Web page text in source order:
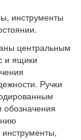
инструменты
центральным
и ящики
Ручки
обозначения